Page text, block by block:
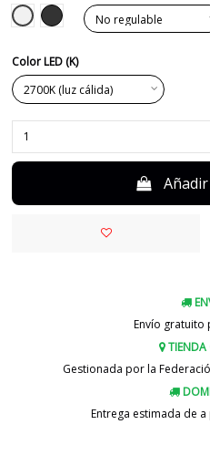
Blanco Negro
Color LED (K)
Envío gratuito
TIENDA
Gestionada por la
Entrega estimada de